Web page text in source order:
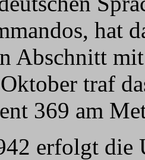
hat
Abschnitt
traf
369 am
erfolgt die